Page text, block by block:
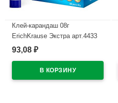
Клей-карандаш 08г
ErichKrause Экстра арт.4433
(Ст.30)
93,08 ₽